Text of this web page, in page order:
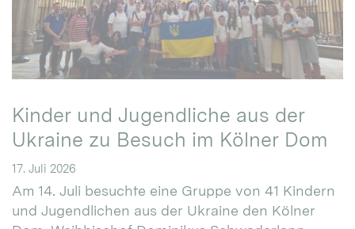
Kinder und Jugendliche aus der
Ukraine zu Besuch im Kölner Dom
17. Juli 2026
Am 14. Juli besuchte eine Gruppe von 41 Kindern
und Jugendlichen aus der Ukraine den Kölner